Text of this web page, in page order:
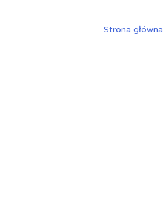
Strona główna